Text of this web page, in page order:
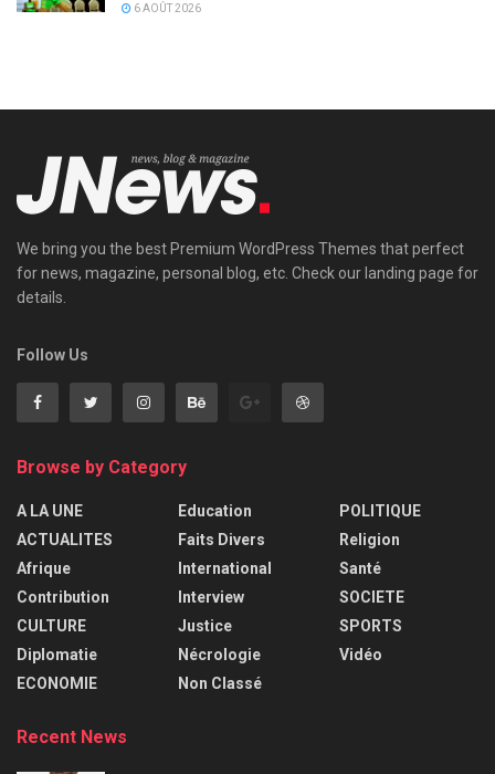
6 AOÛT 2026
We bring you the best Premium WordPress Themes that perfect
for news, magazine, personal blog, etc. Check our landing page for
details.
Follow Us
Browse by Category
A LA UNE
ACTUALITES
Afrique
Contribution
CULTURE
Diplomatie
ECONOMIE
Education
Faits Divers
International
Interview
Justice
Nécrologie
Non Classé
POLITIQUE
Religion
Santé
SOCIETE
SPORTS
Vidéo
Recent News